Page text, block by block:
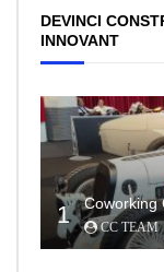
DEVINCI
INNOVANT
1 CC TEAM